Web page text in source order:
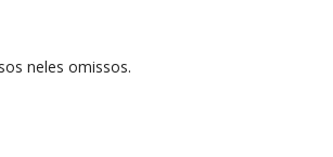
neles omissos.